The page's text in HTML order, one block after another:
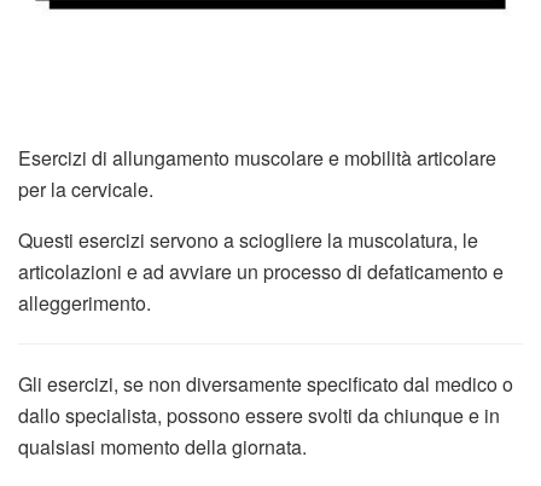
Esercizi di allungamento muscolare e mobilità articolare
per la cervicale.
Questi esercizi servono a sciogliere la muscolatura, le
articolazioni e ad avviare un processo di defaticamento e
alleggerimento.
Gli esercizi, se non diversamente specificato dal medico o
dallo specialista, possono essere svolti da chiunque e in
qualsiasi momento della giornata.